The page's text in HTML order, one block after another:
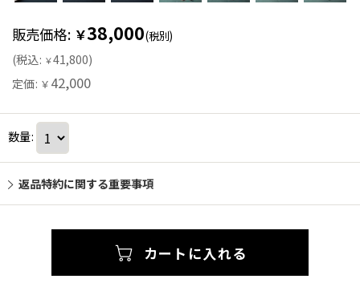
販売価格: ￥38,000(税別)
(税込: ￥41,800)
定価: ￥ 42,000
数量:
返品特約に関する重要事項